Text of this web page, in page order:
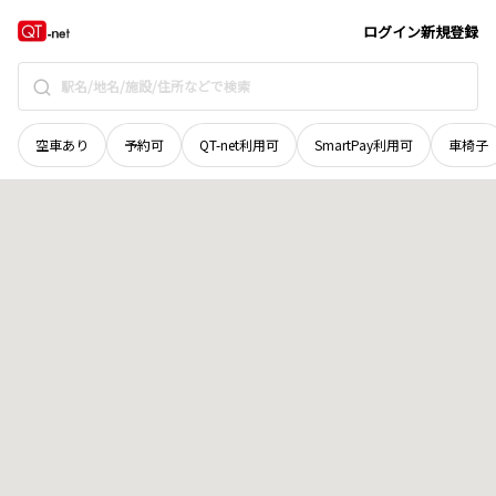
ログイン新規登録
空車あり 予約可 QT-net利用可 SmartPay利用可 車椅子
鳥取県